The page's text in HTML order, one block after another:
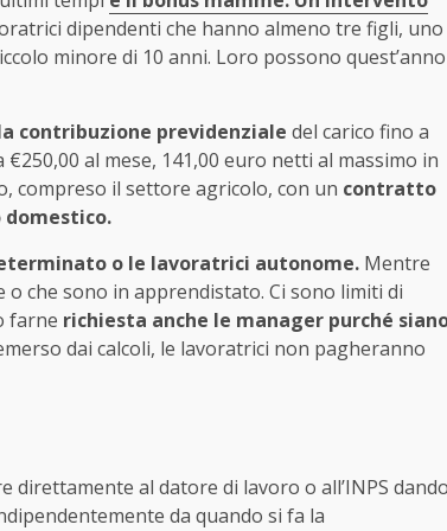
dipendenti che hanno almeno tre figli, uno
minore di 10 anni. Loro possono quest’anno
contribuzione previdenziale del carico fino a
al mese, 141,00 euro netti al massimo in
compreso il settore agricolo, con un contratto
o le lavoratrici autonome. Mentre
che sono in apprendistato. Ci sono limiti di
farne richiesta anche le manager purché
dai calcoli, le lavoratrici non pagheranno
direttamente al datore di lavoro o all’INPS
da quando si fa la